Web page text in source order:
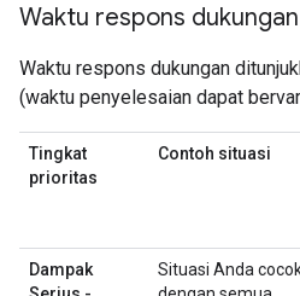
Waktu respons dukungan
Waktu respons dukungan
(waktu penyelesaian dapat
Tingkat
prioritas
Contoh situasi
Dampak
Situasi Anda